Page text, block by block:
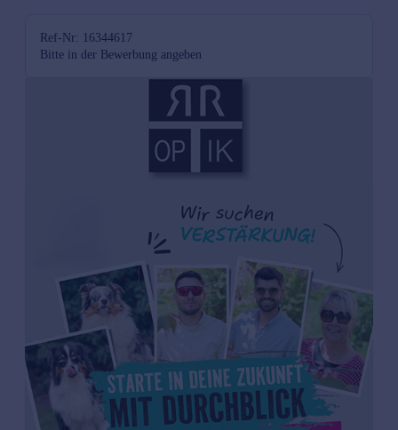
Ref-Nr: 16344617
Bitte in der Bewerbung angeben